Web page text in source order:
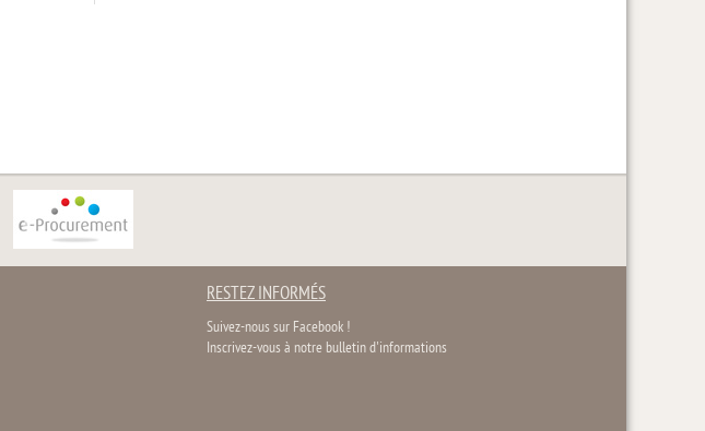
RESTEZ INFORMÉS
Suivez-nous sur Facebook !
Inscrivez-vous à notre bulletin d'informations